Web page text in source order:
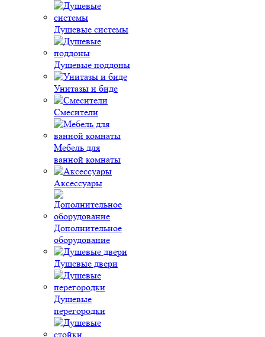
Душевые системы
Душевые поддоны
Унитазы и биде
Смесители
Мебель для
ванной комнаты
Аксессуары
Дополнительное
оборудование
Душевые двери
Душевые
перегородки